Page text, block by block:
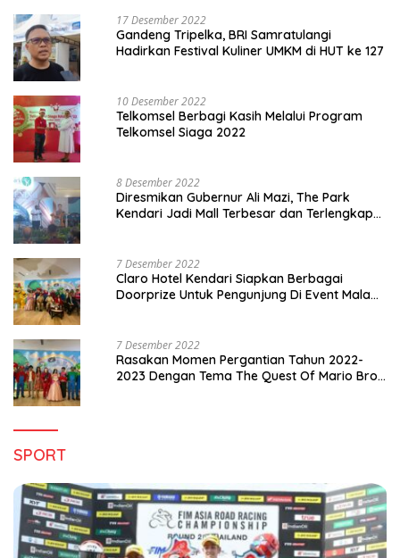
17 Desember 2022
Gandeng Tripelka, BRI Samratulangi
Hadirkan Festival Kuliner UMKM di HUT ke 127
10 Desember 2022
Telkomsel Berbagi Kasih Melalui Program
Telkomsel Siaga 2022
8 Desember 2022
Diresmikan Gubernur Ali Mazi, The Park
Kendari Jadi Mall Terbesar dan Terlengkap
7 Desember 2022
Claro Hotel Kendari Siapkan Berbagai
Doorprize Untuk Pengunjung Di Event Malam
7 Desember 2022
Rasakan Momen Pergantian Tahun 2022-
2023 Dengan Tema The Quest Of Mario Bros
SPORT